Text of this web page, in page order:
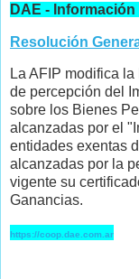
DAE -
Resolución
La AFIP modifica
de percepción del
sobre los Bienes
alcanzadas por el
entidades exentas
alcanzadas por la
vigente su
Ganancias.
https://coop.dae.com.ar